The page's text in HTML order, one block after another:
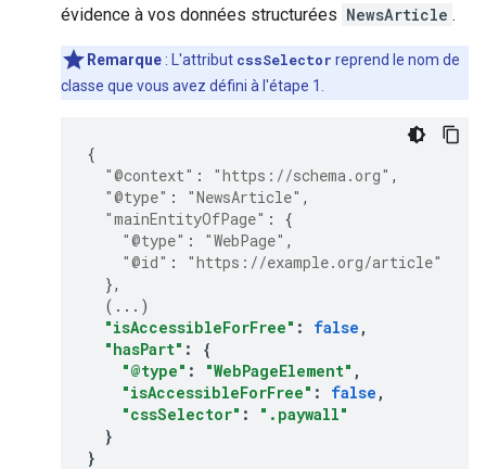
évidence à vos données structurées NewsArticle .
Remarque : L'attribut cssSelector reprend le nom de
classe que vous avez défini à l'étape 1.
{
"@context" : "https://schema.org" ,
"@type" : "NewsArticle" ,
"mainEntityOfPage" :
{
"@type" : "WebPage" ,
"@id" :
"https://example.org/article"
},
( ... )
"isAccessibleForFree" : false ,
"hasPart" :
{
"@type" : "WebPageElement" ,
"isAccessibleForFree" : false ,
"cssSelector" :
".paywall"
}
}